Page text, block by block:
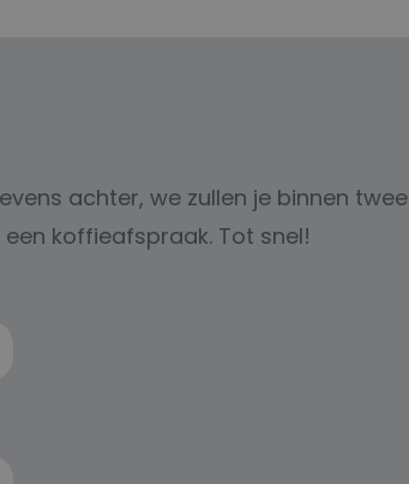
achter, we zullen je binnen twee
koffieafspraak. Tot snel!